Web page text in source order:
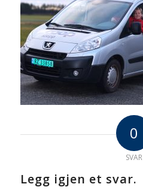
0
SVAR
Legg igjen et svar.